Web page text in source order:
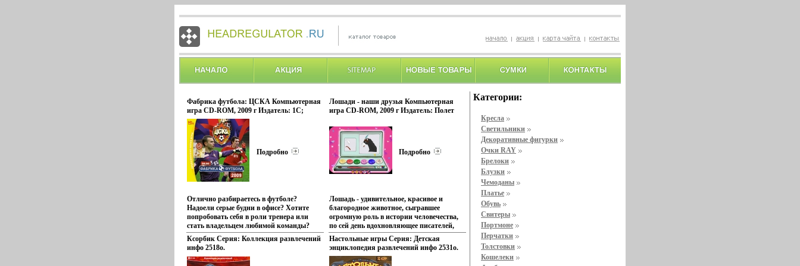
Фабрика футбола: ЦСКА Компьютерная
игра CD-ROM, 2009 г Издатель: 1С;
Разработчики: Isports, TeamPlay 2 B V
пластиковый Jewel case Что делать, если
программа не запускается? инфо 2471o.
Подробно
Отлично разбираетесь в футболе?
Надоели серые будни в офисе? Хотите
попробовать себя в роли тренера или
стать владельцем любимой команды?
Участвуйте в первом онлайн-
чемпионате России по футболу!
Выберите любибыъкямый клуб,
тренируйте футболистов, выводите
Ксорбик Серия: Коллекция развлечений
инфо 2518o.
Лошади - наши друзья Компьютерная
игра CD-ROM, 2009 г Издатель: Полет
пластиковый Jewel case Что делать, если
программа не запускается? инфо 2517o.
Подробно
Лошадь - удивительное, красивое и
благородное животное, сыгравшее
огромную роль в истории человечества,
по сей день вдохновляющее писателей,
поэтов и художников, а для многих
людей просто ставшее близким
другобыъйпм Настал черед и
компьютерным играм отдать должное
Настольные игры Серия: Детская
энциклопедия развлечений инфо 2531o.
Категории:
Кресла
Светильники
Декоративные фигурки
Очки RAY
Брелоки
Блузки
Чемоданы
Платье
Обувь
Свитеры
Портмоне
Перчатки
Толстовки
Кошелеки